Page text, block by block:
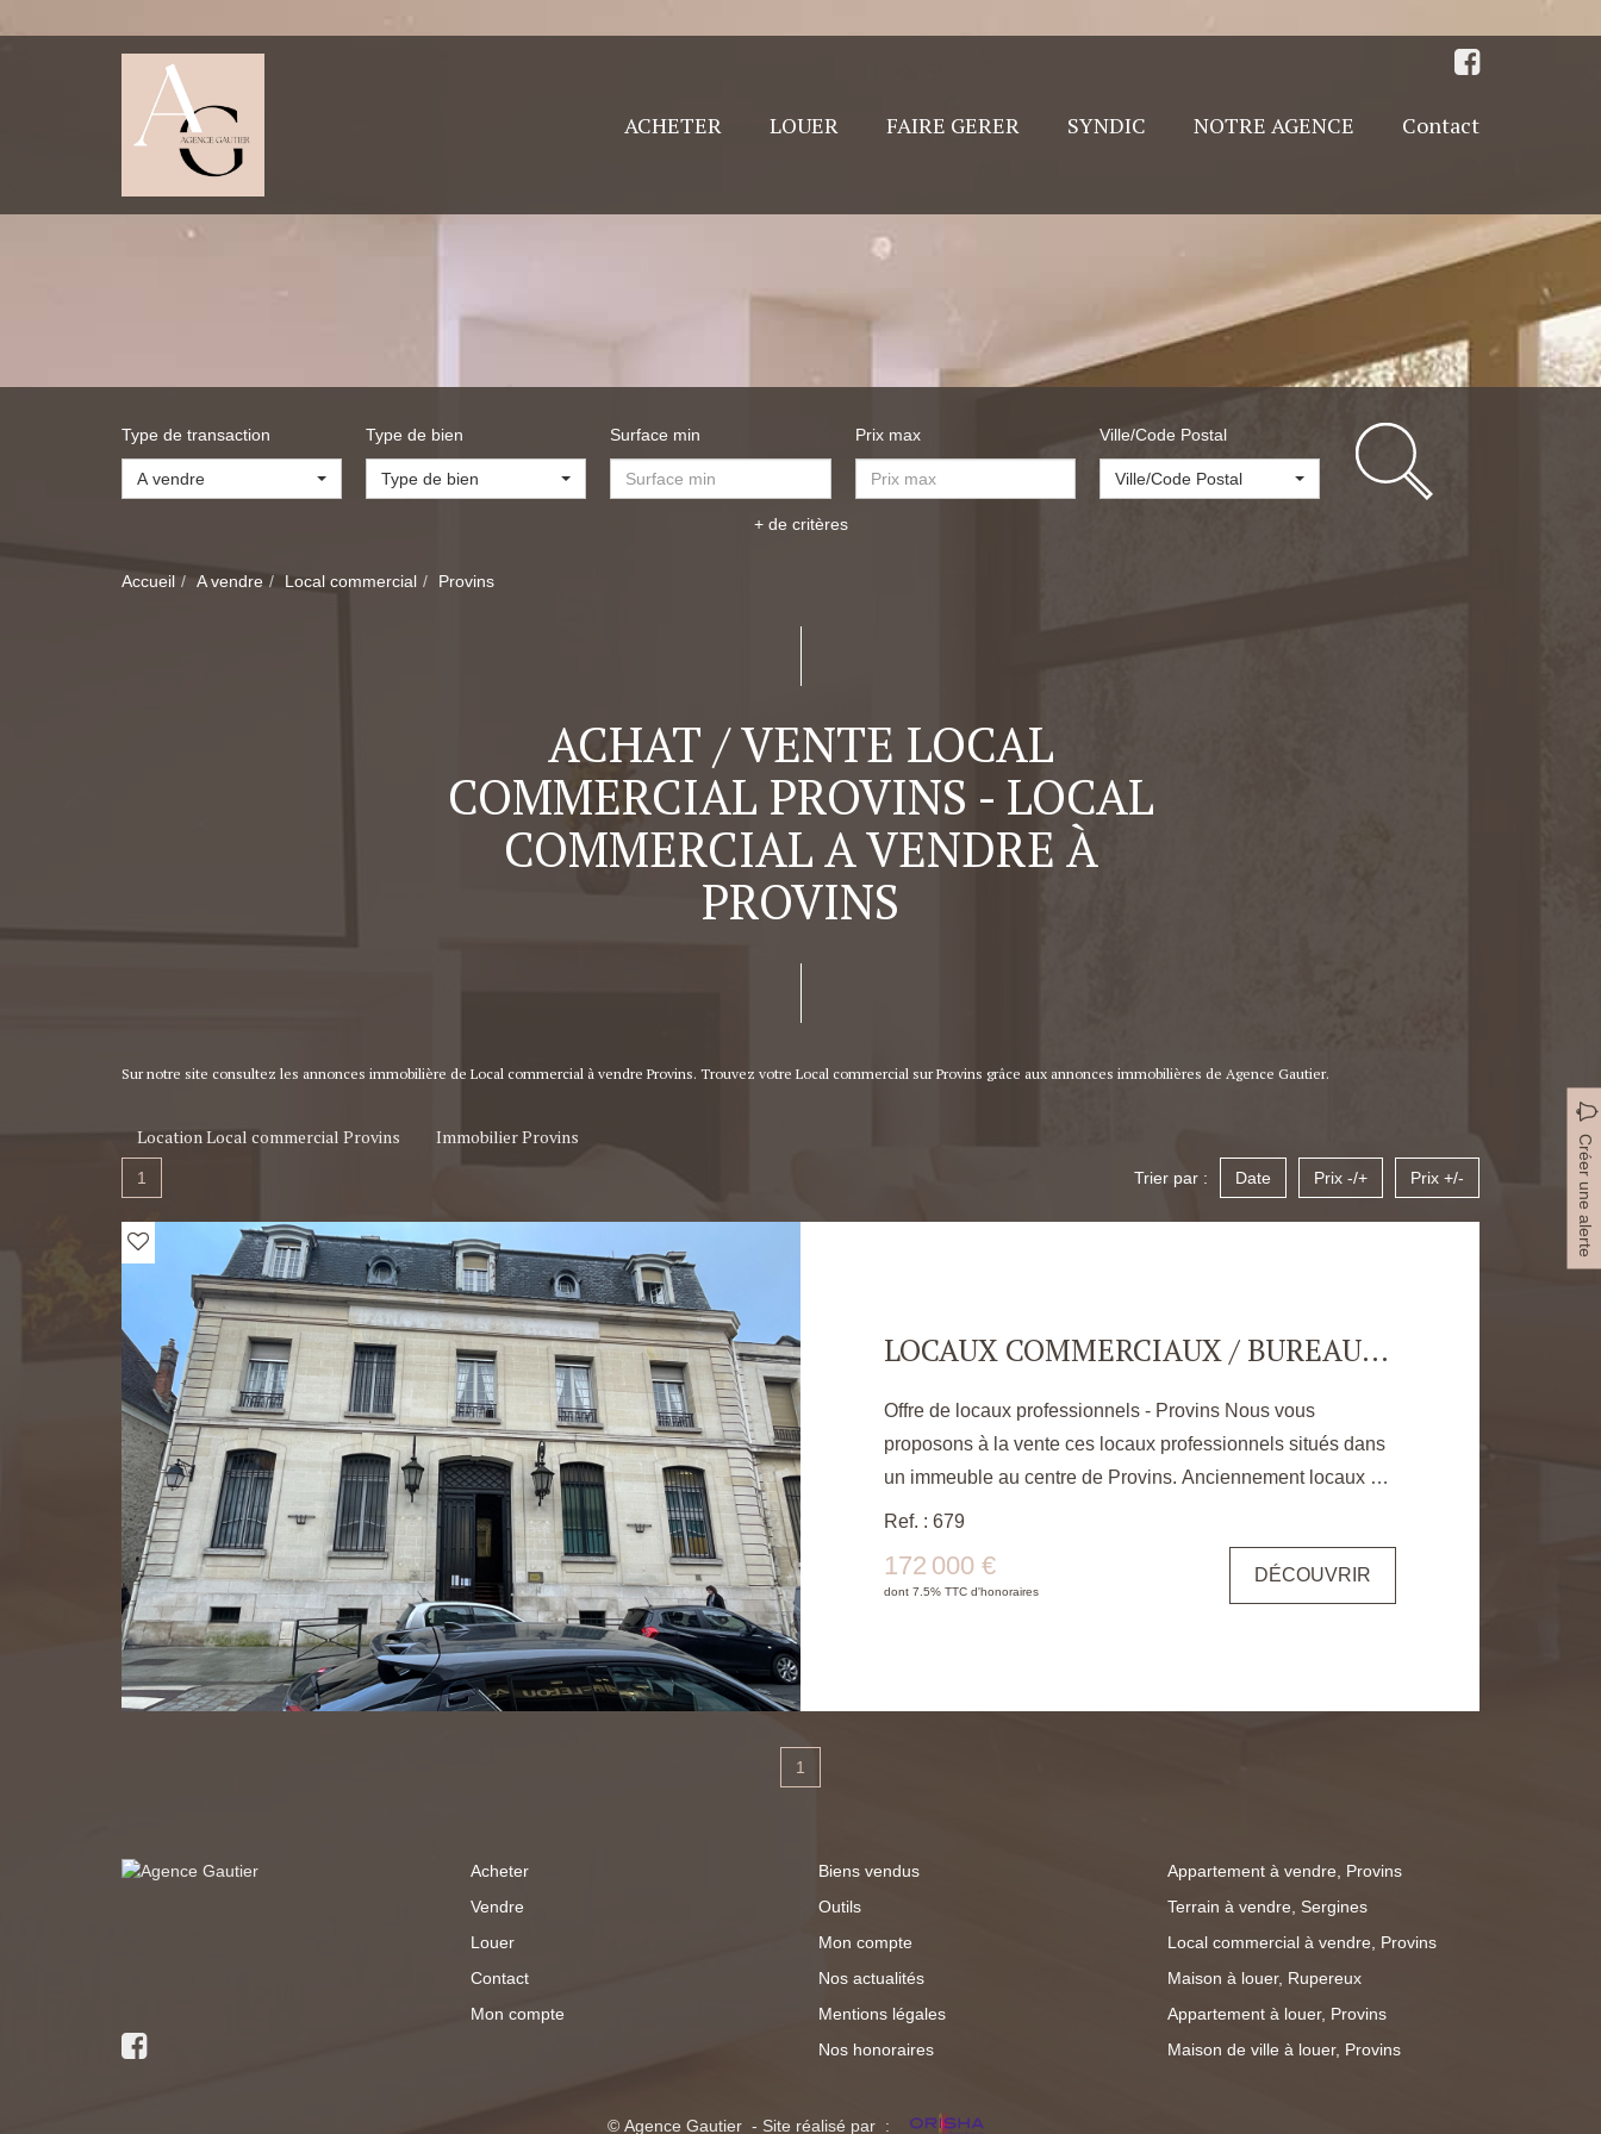
ACHETER LOUER FAIRE GERER SYNDIC NOTRE AGENCE Contact
Type de transaction
A vendre
Type de bien
Type de bien
Surface min Prix max Ville/Code Postal
Ville/Code Postal
+ de critères
Accueil A vendre Local commercial Provins
ACHAT / VENTE LOCAL
COMMERCIAL PROVINS - LOCAL
COMMERCIAL A VENDRE À
PROVINS
Sur notre site consultez les annonces immobilière de Local commercial à vendre Provins. Trouvez votre Local commercial sur Provins grâce aux annonces immobilières de Agence Gautier.
Location Local commercial Provins Immobilier Provins Créer une alerte
1 Trier par : Date Prix -/+ Prix +/-
LOCAUX COMMERCIAUX / BUREAUX - PROVINS
Offre de locaux professionnels - Provins Nous vous
proposons à la vente ces locaux professionnels situés dans
un immeuble au centre de Provins. Anciennement locaux de
la Banque de France de Provins. Ceux-ci disposent d'une
bonne surface de stockage mais aussi d'espaces de travail.
Voici les détails des différents espaces disponibles : Sur
coffre fort et enfin une grande salle de réunion. Au sous-sol
Ref. : 679
172 000 €
dont 7.5% TTC d'honoraires
DÉCOUVRIR
1
Acheter
Vendre
Louer
Contact
Mon compte
Biens vendus
Outils
Mon compte
Nos actualités
Mentions légales
Nos honoraires
Appartement à vendre, Provins
Terrain à vendre, Sergines
Local commercial à vendre, Provins
Maison à louer, Rupereux
Appartement à louer, Provins
Maison de ville à louer, Provins
© Agence Gautier - Site réalisé par :